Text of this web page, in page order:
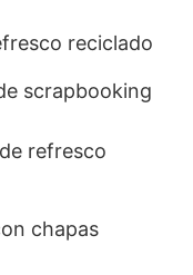
scrapbooking